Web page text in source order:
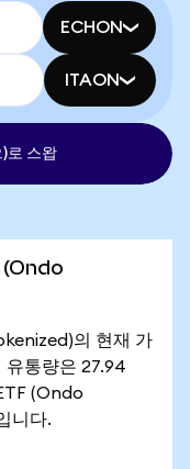
ECHON
ITAON
로 스왑
(Ondo
의 현재 가
유통량은 27.94
(Ondo
니다.